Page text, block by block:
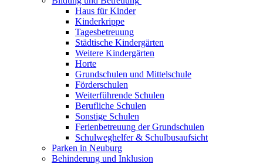
Haus für Kinder
Kinderkrippe
Tagesbetreuung
Städtische Kindergärten
Weitere Kindergärten
Horte
Grundschulen und Mittelschule
Förderschulen
Weiterführende Schulen
Berufliche Schulen
Sonstige Schulen
Ferienbetreuung der Grundschulen
Schulweghelfer & Schulbusaufsicht
Parken in Neuburg
Behinderung und Inklusion